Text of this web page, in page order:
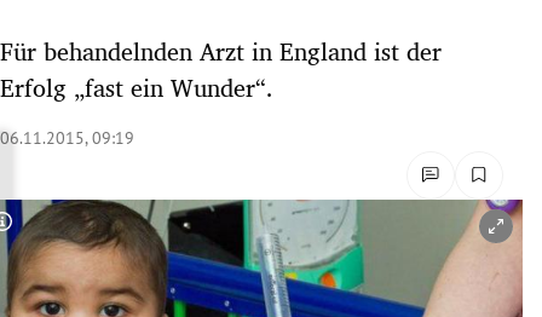
Untermenü
Untermenü
Für behandelnden Arzt in England ist der
Erfolg „fast ein Wunder“.
06.11.2015, 09:19
Copyright-Hinweis öffnen/schließen